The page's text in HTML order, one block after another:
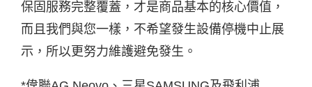
保固服務完整覆蓋，才是商品基本的核心價值，
而且我們與您一樣，不希望發生設備停機中止展
示，所以更努力維護避免發生。